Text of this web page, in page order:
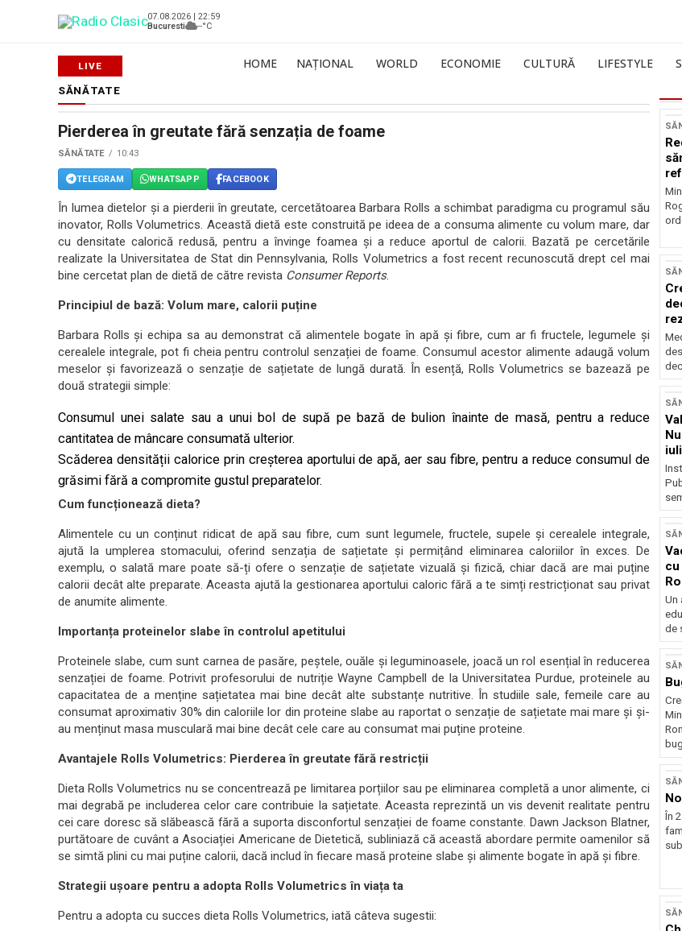
07.08.2026 | 22:59
Bucuresti
--°C
HOME NAȚIONAL WORLD ECONOMIE CULTURĂ LIFESTYLE
SĂNĂTATE
Pierderea în greutate fără senzația de foame
SĂNĂTATE 10:43
TELEGRAM WHATSAPP FACEBOOK
În lumea dietelor și a pierderii în greutate, cercetătoarea Barbara Rolls a schimbat paradigma cu programul său
inovator, Rolls Volumetrics. Această dietă este construită pe ideea de a consuma alimente cu volum mare, dar
cu densitate calorică redusă, pentru a învinge foamea și a reduce aportul de calorii. Bazată pe cercetările
realizate la Universitatea de Stat din Pennsylvania, Rolls Volumetrics a fost recent recunoscută drept cel mai
bine cercetat plan de dietă de către revista Consumer Reports.
Principiul de bază: Volum mare, calorii puține
Barbara Rolls și echipa sa au demonstrat că alimentele bogate în apă și fibre, cum ar fi fructele, legumele și
cerealele integrale, pot fi cheia pentru controlul senzației de foame. Consumul acestor alimente adaugă volum
meselor și favorizează o senzație de sațietate de lungă durată. În esență, Rolls Volumetrics se bazează pe
două strategii simple:
Consumul unei salate sau a unui bol de supă pe bază de bulion înainte de masă, pentru a reduce
cantitatea de mâncare consumată ulterior.
Scăderea densității calorice prin creșterea aportului de apă, aer sau fibre, pentru a reduce consumul de
grăsimi fără a compromite gustul preparatelor.
Cum funcționează dieta?
Alimentele cu un conținut ridicat de apă sau fibre, cum sunt legumele, fructele, supele și cerealele integrale,
ajută la umplerea stomacului, oferind senzația de sațietate și permițând eliminarea caloriilor în exces. De
exemplu, o salată mare poate să-ți ofere o senzație de sațietate vizuală și fizică, chiar dacă are mai puține
calorii decât alte preparate. Aceasta ajută la gestionarea aportului caloric fără a te simți restricționat sau privat
de anumite alimente.
Importanța proteinelor slabe în controlul apetitului
Proteinele slabe, cum sunt carnea de pasăre, peștele, ouăle și leguminoasele, joacă un rol esențial în reducerea
senzației de foame. Potrivit profesorului de nutriție Wayne Campbell de la Universitatea Purdue, proteinele au
capacitatea de a menține sațietatea mai bine decât alte substanțe nutritive. În studiile sale, femeile care au
consumat aproximativ 30% din caloriile lor din proteine slabe au raportat o senzație de sațietate mai mare și și-
au menținut masa musculară mai bine decât cele care au consumat mai puține proteine.
Avantajele Rolls Volumetrics: Pierderea în greutate fără restricții
Dieta Rolls Volumetrics nu se concentrează pe limitarea porțiilor sau pe eliminarea completă a unor alimente, ci
mai degrabă pe includerea celor care contribuie la sațietate. Aceasta reprezintă un vis devenit realitate pentru
cei care doresc să slăbească fără a suporta disconfortul senzației de foame constante. Dawn Jackson Blatner,
purtătoare de cuvânt a Asociației Americane de Dietetică, subliniază că această abordare permite oamenilor să
se simtă plini cu mai puține calorii, dacă includ în fiecare masă proteine slabe și alimente bogate în apă și fibre.
Strategii ușoare pentru a adopta Rolls Volumetrics în viața ta
Pentru a adopta cu succes dieta Rolls Volumetrics, iată câteva sugestii:
Un
de
În